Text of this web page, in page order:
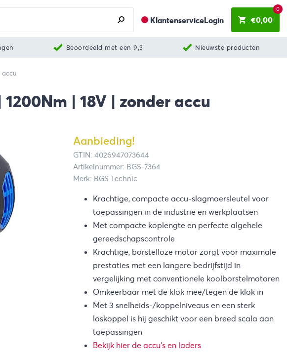
KlantenserviceLogin €0,00
0
Beoordeeld met een 9,3 Nieuwste producten
accu
| 18V | zonder accu
Aanbieding!
GTIN: 4026947073644
Artikelnummer: BGS-7364
Merk: BGS Technic
Krachtige, compacte accu-slagmoersleutel voor
toepassingen in de industrie en werkplaatsen
Met compacte koplengte en perfecte algehele
gereedschapscontrole
Krachtige, borstelloze motor zorgt voor maximale
prestaties met een langere bedrijfstijd in
vergelijking met conventionele koolborstelmotoren
Omkeerbaar met de klok mee/tegen de klok in
Met 3 snelheids-/koppelniveaus en een sterk
loskoppel is hij geschikt voor een breed scala aan
toepassingen
Bekijk hier de accu’s en laders